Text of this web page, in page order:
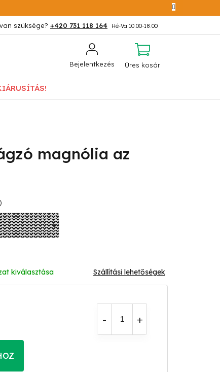
+420 731 118 164
Bejelentkezés KOSÁR
Üres kosár
magnólia az
kiválasztása Szállítási lehetőségek